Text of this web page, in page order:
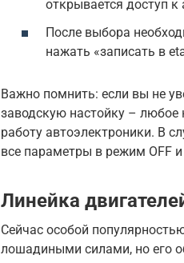
открывается доступ
После выбора
нажать «записать в
Важно помнить: если вы не
заводскую настойку – любое
работу автоэлектроники. В
все параметры в режим OFF и
Линейка
Сейчас особой
лошадиными силами, но его